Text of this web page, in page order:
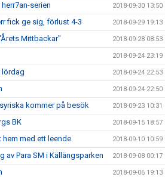
serien 2018-09-30 13:50
fick ge sig, förlust 4-3 2018-09-29 19:13
Mittbackar" 2018-09-28 08:53
2018-09-24 23:19
lördag 2018-09-24 22:53
2018-09-24 22:50
kommer på besök 2018-09-23 10:31
BK 2018-09-15 18:57
hem med ett leende 2018-09-10 10:59
av Para SM i Källängsparken 2018-09-08 00:17
2018-09-06 19:13